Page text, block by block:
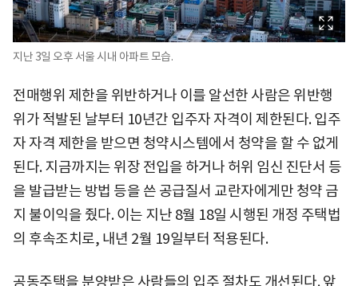
지난 3일 오후 서울 시내 아파트 모습.
전매행위 제한을 위반하거나 이를 알선한 사람은 위반행
위가 적발된 날부터 10년간 입주자 자격이 제한된다. 입주
자 자격 제한을 받으면 청약시스템에서 청약을 할 수 없게
된다. 지금까지는 위장 전입을 하거나 허위 임신 진단서 등
을 발급받는 방법 등을 쓴 공급질서 교란자에게만 청약 금
지 불이익을 줬다. 이는 지난 8월 18일 시행된 개정 주택법
의 후속조치로, 내년 2월 19일부터 적용된다.
공동주택을 분양받은 사람들의 입주 절차도 개선된다. 앞